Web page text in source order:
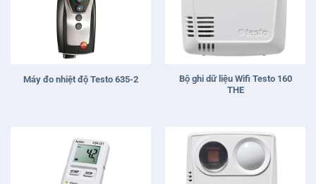
Máy đo nhiệt độ Testo 635-2
Bộ ghi dữ liệu Wifi Testo 160
THE